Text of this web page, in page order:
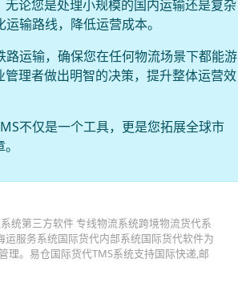
论您是处理小规模的国内运输还是复杂
输路线，降低运营成本。
运输，确保您在任何物流场景下都能游
理者做出明智的决策，提升整体运营效
不仅是一个工具，更是您拓展全球市
统第三方软件 专线物流系统跨境物流货代系
服务系统国际货代内部系统国际货代软件为
理。易仓国际货代TMS系统支持国际快递,邮